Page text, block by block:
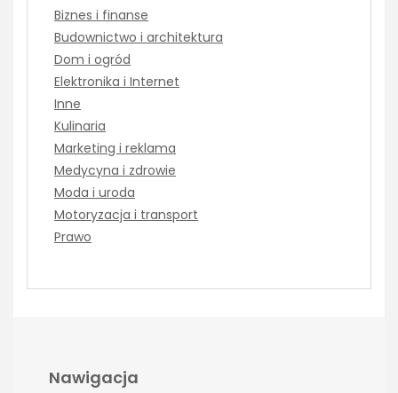
Biznes i finanse
Budownictwo i architektura
Dom i ogród
Elektronika i Internet
Inne
Kulinaria
Marketing i reklama
Medycyna i zdrowie
Moda i uroda
Motoryzacja i transport
Prawo
Nawigacja